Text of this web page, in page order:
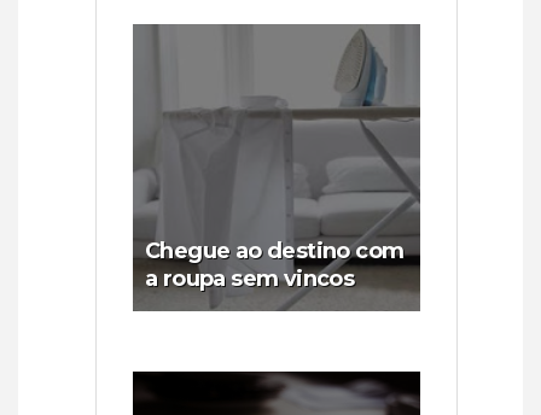
Chegue ao destino com
a roupa sem vincos